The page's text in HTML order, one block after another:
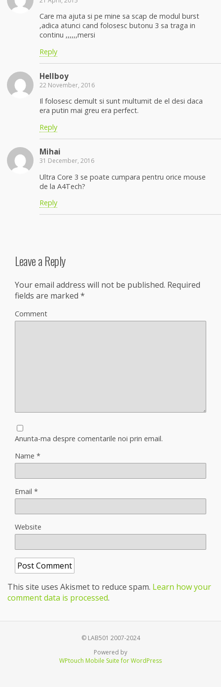
Care ma ajuta si pe mine sa scap de modul burst
,adica atunci cand folosesc butonu 3 sa traga in
continu ,,,,,,mersi
Reply
Hellboy
22 November, 2016
Il folosesc demult si sunt multumit de el desi daca
era putin mai greu era perfect.
Reply
Mihai
31 December, 2016
Ultra Core 3 se poate cumpara pentru orice mouse
de la A4Tech?
Reply
Leave a Reply
Your email address will not be published. Required
fields are marked *
Comment
Anunta-ma despre comentarile noi prin email.
Name *
Email *
Website
This site uses Akismet to reduce spam. Learn how your
comment data is processed.
© LAB501 2007-2024
Powered by
WPtouch Mobile Suite for WordPress